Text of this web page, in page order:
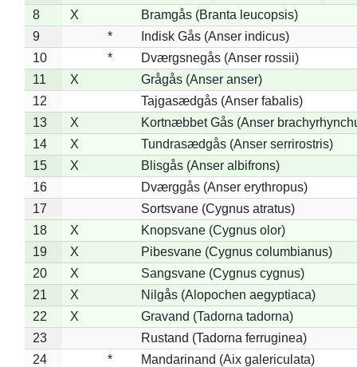
8
X
Bramgås (Branta leucopsis)
9
*
Indisk Gås (Anser indicus)
10
*
Dværgsnegås (Anser rossii)
11
X
Grågås (Anser anser)
12
Tajgasædgås (Anser fabalis)
13
X
Kortnæbbet Gås (Anser
14
X
Tundrasædgås (Anser serrirostris)
15
X
Blisgås (Anser albifrons)
16
Dværggås (Anser erythropus)
17
Sortsvane (Cygnus atratus)
18
X
Knopsvane (Cygnus olor)
19
X
Pibesvane (Cygnus columbianus)
20
X
Sangsvane (Cygnus cygnus)
21
X
Nilgås (Alopochen aegyptiaca)
22
X
Gravand (Tadorna tadorna)
23
Rustand (Tadorna ferruginea)
24
*
Mandarinand (Aix galericulata)